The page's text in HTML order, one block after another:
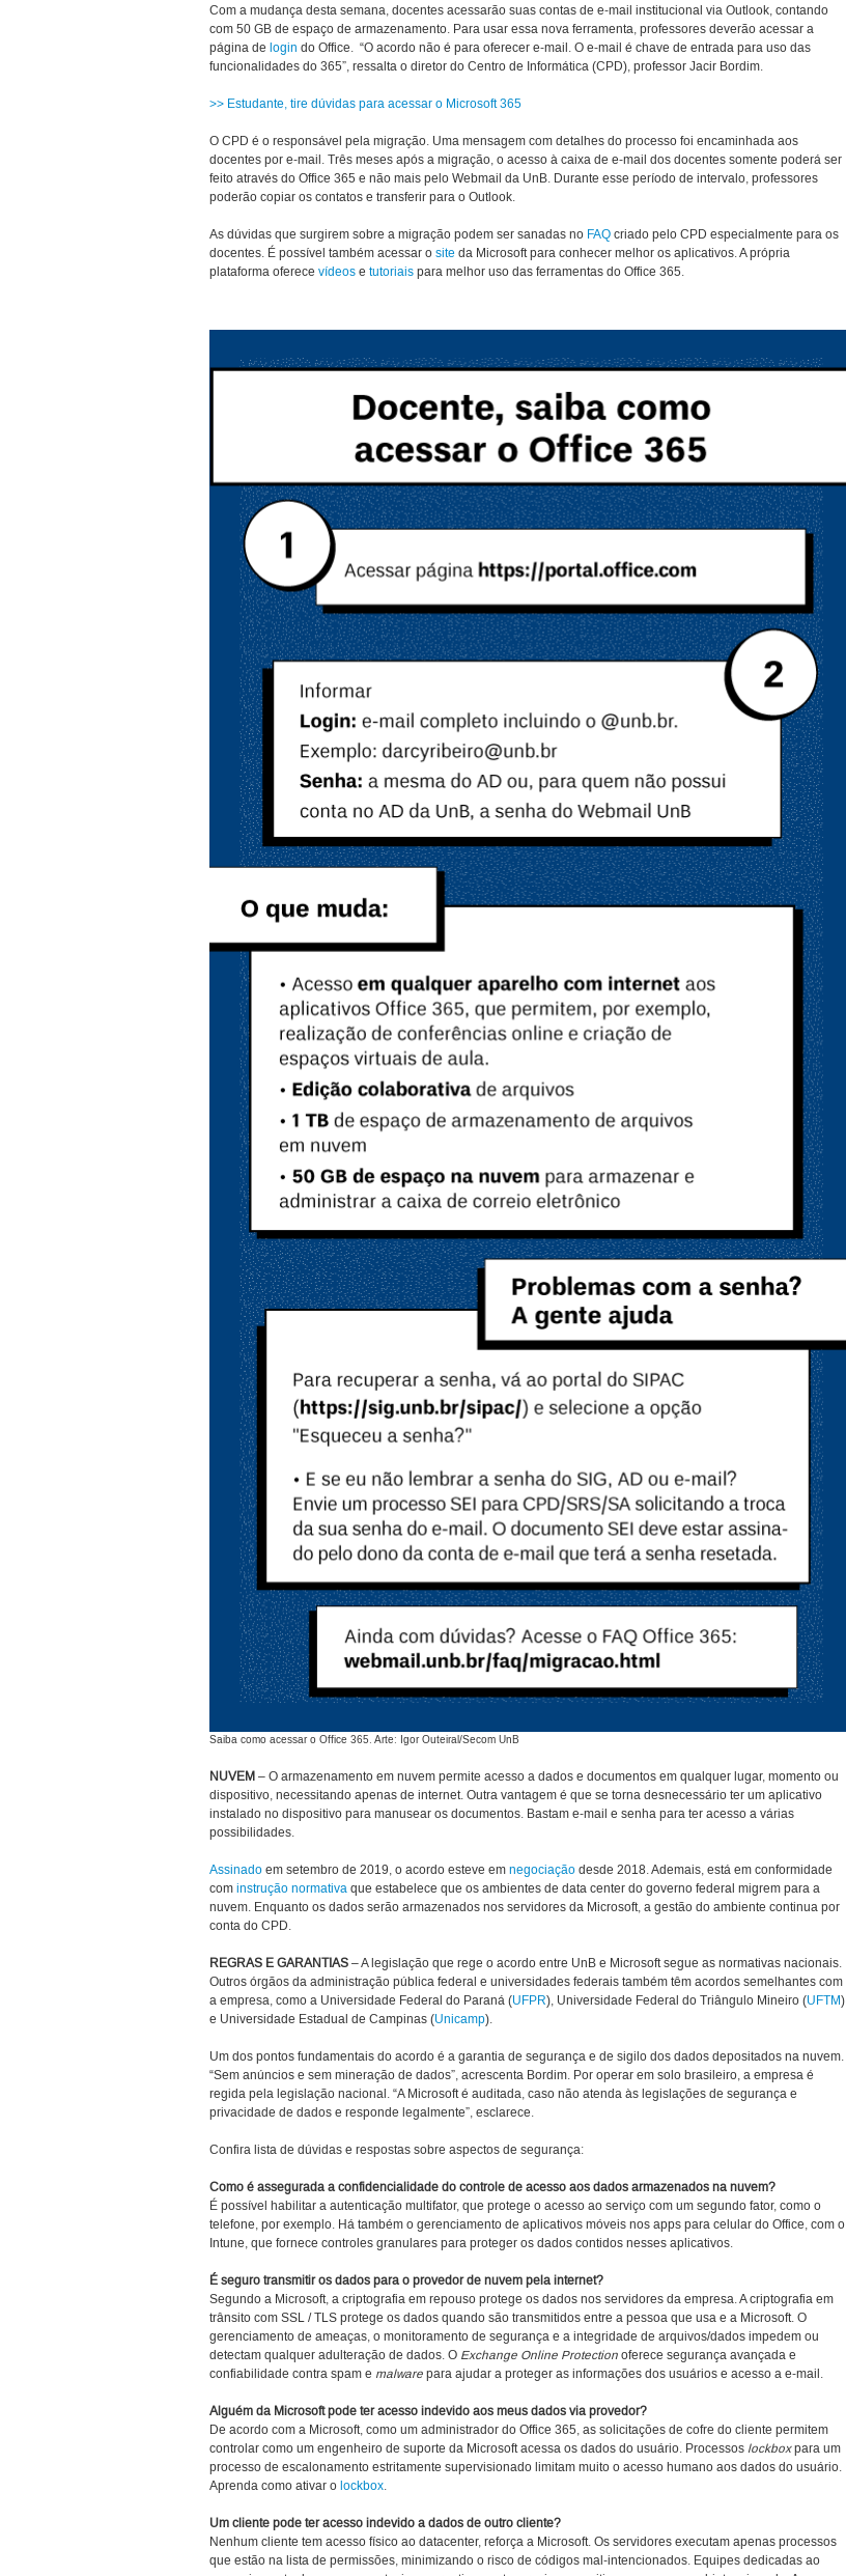
Com a mudança desta semana, docentes acessarão suas contas de e-mail institucional via Outlook, contando
com 50 GB de espaço de armazenamento. Para usar essa nova ferramenta, professores deverão acessar a
página de login do Office. “O acordo não é para oferecer e-mail. O e-mail é chave de entrada para uso das
funcionalidades do 365”, ressalta o diretor do Centro de Informática (CPD), professor Jacir Bordim.
>> Estudante, tire dúvidas para acessar o Microsoft 365
O CPD é o responsável pela migração. Uma mensagem com detalhes do processo foi encaminhada aos
docentes por e-mail. Três meses após a migração, o acesso à caixa de e-mail dos docentes somente poderá ser
feito através do Office 365 e não mais pelo Webmail da UnB. Durante esse período de intervalo, professores
poderão copiar os contatos e transferir para o Outlook.
As dúvidas que surgirem sobre a migração podem ser sanadas no FAQ criado pelo CPD especialmente para os
docentes. É possível também acessar o site da Microsoft para conhecer melhor os aplicativos. A própria
plataforma oferece vídeos e tutoriais para melhor uso das ferramentas do Office 365.
Saiba como acessar o Office 365. Arte: Igor Outeiral/Secom UnB
NUVEM – O armazenamento em nuvem permite acesso a dados e documentos em qualquer lugar, momento ou
dispositivo, necessitando apenas de internet. Outra vantagem é que se torna desnecessário ter um aplicativo
instalado no dispositivo para manusear os documentos. Bastam e-mail e senha para ter acesso a várias
possibilidades.
Assinado em setembro de 2019, o acordo esteve em negociação desde 2018. Ademais, está em conformidade
com instrução normativa que estabelece que os ambientes de data center do governo federal migrem para a
nuvem. Enquanto os dados serão armazenados nos servidores da Microsoft, a gestão do ambiente continua por
conta do CPD.
REGRAS E GARANTIAS – A legislação que rege o acordo entre UnB e Microsoft segue as normativas nacionais.
Outros órgãos da administração pública federal e universidades federais também têm acordos semelhantes com
a empresa, como a Universidade Federal do Paraná (UFPR), Universidade Federal do Triângulo Mineiro (UFTM)
e Universidade Estadual de Campinas (Unicamp).
Um dos pontos fundamentais do acordo é a garantia de segurança e de sigilo dos dados depositados na nuvem.
“Sem anúncios e sem mineração de dados”, acrescenta Bordim. Por operar em solo brasileiro, a empresa é
regida pela legislação nacional. “A Microsoft é auditada, caso não atenda às legislações de segurança e
privacidade de dados e responde legalmente”, esclarece.
Confira lista de dúvidas e respostas sobre aspectos de segurança:
Como é assegurada a confidencialidade do controle de acesso aos dados armazenados na nuvem?
É possível habilitar a autenticação multifator, que protege o acesso ao serviço com um segundo fator, como o
telefone, por exemplo. Há também o gerenciamento de aplicativos móveis nos apps para celular do Office, com o
Intune, que fornece controles granulares para proteger os dados contidos nesses aplicativos.
É seguro transmitir os dados para o provedor de nuvem pela internet?
Segundo a Microsoft, a criptografia em repouso protege os dados nos servidores da empresa. A criptografia em
trânsito com SSL / TLS protege os dados quando são transmitidos entre a pessoa que usa e a Microsoft. O
gerenciamento de ameaças, o monitoramento de segurança e a integridade de arquivos/dados impedem ou
detectam qualquer adulteração de dados. O Exchange Online Protection oferece segurança avançada e
confiabilidade contra spam e malware para ajudar a proteger as informações dos usuários e acesso a e-mail.
Alguém da Microsoft pode ter acesso indevido aos meus dados via provedor?
De acordo com a Microsoft, como um administrador do Office 365, as solicitações de cofre do cliente permitem
controlar como um engenheiro de suporte da Microsoft acessa os dados do usuário. Processos lockboxpara um
processo de escalonamento estritamente supervisionado limitam muito o acesso humano aos dados do usuário.
Aprenda como ativar o lockbox.
Um cliente pode ter acesso indevido a dados de outro cliente?
Nenhum cliente tem acesso físico ao datacenter, reforça a Microsoft. Os servidores executam apenas processos
que estão na lista de permissões, minimizando o risco de códigos mal-intencionados. Equipes dedicadas ao